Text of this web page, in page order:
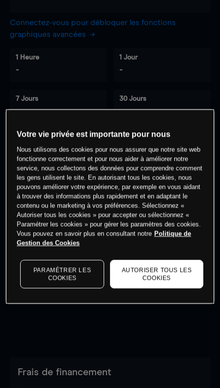
Connectez-vous pour débloquer les fonctions
graphiques avancées
1 Heure
-
1 Jour
-
7 Jours
-
30 Jours
-
0% des clients ont une position àsur
cet actif
Commencez à trader
Connectez-vous
dernières données du marché.Log into see latest
market data
Frais de financement
Votre vie privée est importante pour nous
Nous utilisons des cookies pour nous assurer que notre site web
fonctionne correctement et pour nous aider à améliorer notre
service, nous collectons des données pour comprendre comment
les gens utilisent le site. En autorisant tous les cookies, nous
pouvons améliorer votre expérience, par exemple en vous aidant
à trouver des informations plus rapidement et en adaptant le
contenu ou le marketing à vos préférences. Sélectionnez «
Autoriser tous les cookies » pour accepter ou sélectionnez «
Paramétrer les cookies » pour gérer les paramètres des cookies.
Vous pouvez en savoir plus en consultant notre Politique de
Gestion des Cookies
PARAMÉTRER LES
COOKIES
AUTORISER TOUS LES
COOKIES